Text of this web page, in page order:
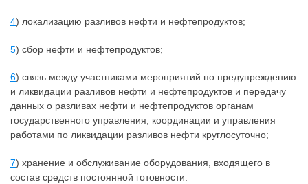
4) локализацию разливов нефти и нефтепродуктов;
5) сбор нефти и нефтепродуктов;
6) связь между участниками мероприятий по предупреждению
и ликвидации разливов нефти и нефтепродуктов и передачу
данных о разливах нефти и нефтепродуктов органам
государственного управления, координации и управления
работами по ликвидации разливов нефти круглосуточно;
7) хранение и обслуживание оборудования, входящего в
состав средств постоянной готовности.